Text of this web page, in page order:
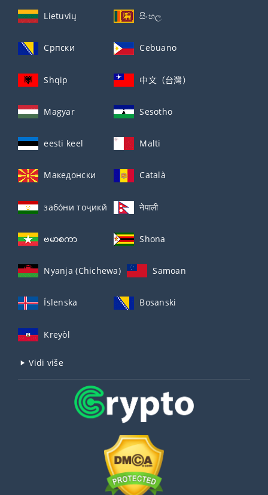
Lietuvių සිංහල
Српски Cebuano
Shqip 中文（台灣）
Magyar Sesotho
eesti keel Malti
Македонски Català
забо́ни тоҷикӣ́ नेपाली
ဗမာစကာ Shona
Nyanja (Chichewa) Samoan
Íslenska Bosanski
Kreyòl
Vidi više